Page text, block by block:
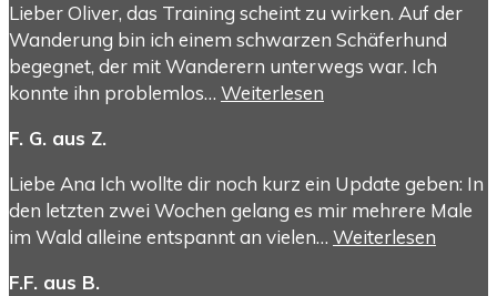
Lieber Oliver, das Training scheint zu wirken. Auf der
Wanderung bin ich einem schwarzen Schäferhund
begegnet, der mit Wanderern unterwegs war. Ich
konnte ihn problemlos… Weiterlesen
F. G. aus Z.
Liebe Ana Ich wollte dir noch kurz ein Update geben: In
den letzten zwei Wochen gelang es mir mehrere Male
im Wald alleine entspannt an vielen… Weiterlesen
F.F. aus B.